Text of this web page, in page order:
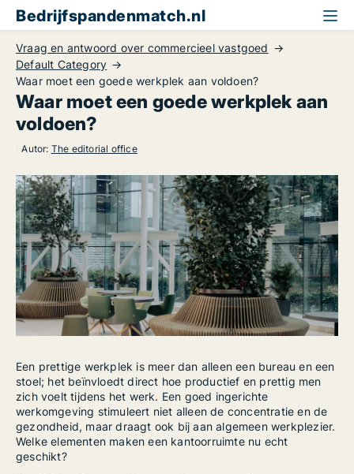
Bedrijfspandenmatch.nl
Vraag en antwoord over commercieel vastgoed
Default Category
Waar moet een goede werkplek aan voldoen?
Waar moet een goede werkplek aan
voldoen?
Autor: The editorial office
Een prettige werkplek is meer dan alleen een bureau en een
stoel; het beïnvloedt direct hoe productief en prettig men
zich voelt tijdens het werk. Een goed ingerichte
werkomgeving stimuleert niet alleen de concentratie en de
gezondheid, maar draagt ook bij aan algemeen werkplezier.
Welke elementen maken een kantoorruimte nu echt
geschikt?